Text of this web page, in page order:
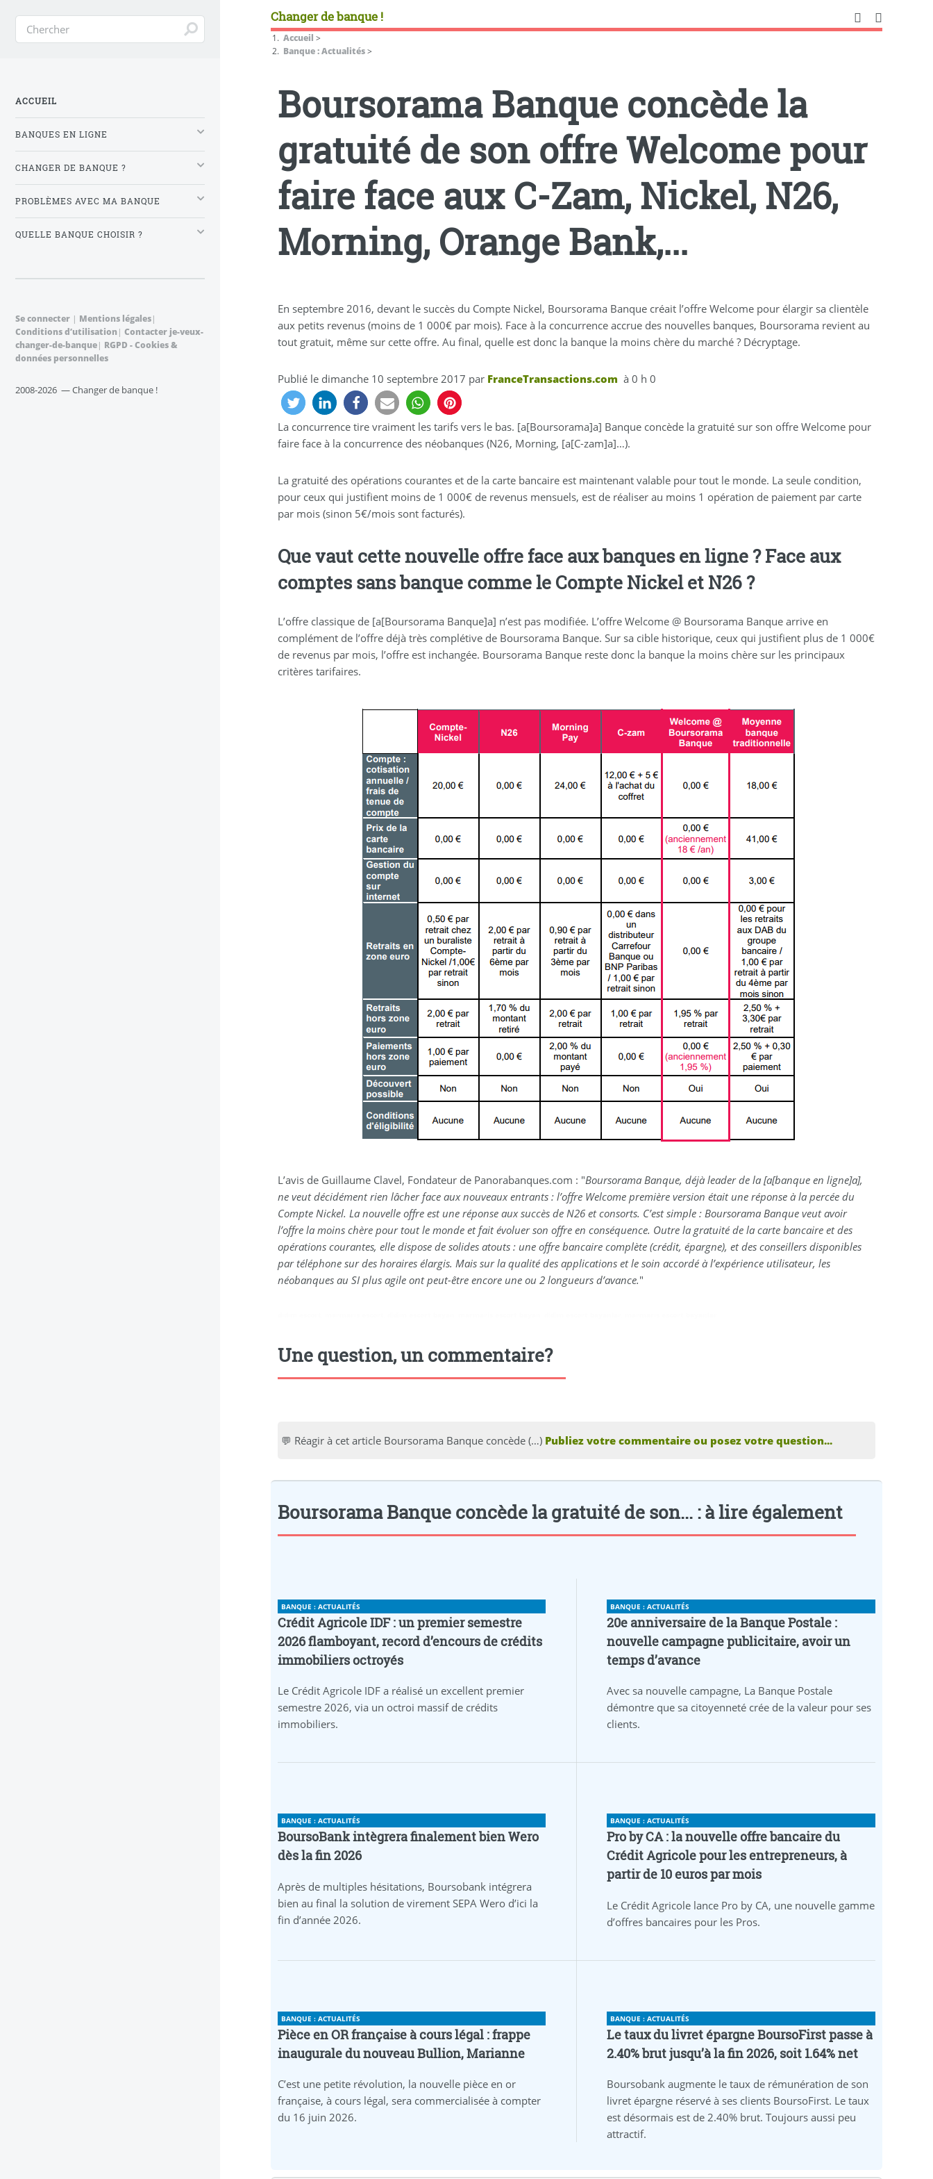
Changer de banque !
Accueil >
Banque : Actualités>
Boursorama Banque concède la
gratuité de son offre Welcome pour
faire face aux C-Zam, Nickel, N26,
Morning, Orange Bank,...
En septembre 2016, devant le succès du Compte Nickel, Boursorama Banque créait l’offre Welcome pour élargir sa clientèle
aux petits revenus (moins de 1 000€ par mois). Face à la concurrence accrue des nouvelles banques, Boursorama revient au
tout gratuit, même sur cette offre. Au final, quelle est donc la banque la moins chère du marché ? Décryptage.
Publié le dimanche 10 septembre 2017 par FranceTransactions.com à 0 h 0
La concurrence tire vraiment les tarifs vers le bas. [a[Boursorama]a] Banque concède la gratuité sur son offre Welcome pour
faire face à la concurrence des néobanques (N26, Morning, [a[C-zam]a]…).
La gratuité des opérations courantes et de la carte bancaire est maintenant valable pour tout le monde. La seule condition,
pour ceux qui justifient moins de 1 000€ de revenus mensuels, est de réaliser au moins 1 opération de paiement par carte
par mois (sinon 5€/mois sont facturés).
Que vaut cette nouvelle offre face aux banques en ligne ? Face aux
comptes sans banque comme le Compte Nickel et N26 ?
L’offre classique de [a[Boursorama Banque]a] n’est pas modifiée. L’offre Welcome @ Boursorama Banque arrive en
complément de l’offre déjà très complétive de Boursorama Banque. Sur sa cible historique, ceux qui justifient plus de 1 000€
de revenus par mois, l’offre est inchangée. Boursorama Banque reste donc la banque la moins chère sur les principaux
critères tarifaires.
L’avis de Guillaume Clavel, Fondateur de Panorabanques.com : "Boursorama Banque, déjà leader de la [a[banque en ligne]a],
ne veut décidément rien lâcher face aux nouveaux entrants : l’offre Welcome première version était une réponse à la percée du
Compte Nickel. La nouvelle offre est une réponse aux succès de N26 et consorts. C’est simple : Boursorama Banque veut avoir
l’offre la moins chère pour tout le monde et fait évoluer son offre en conséquence. Outre la gratuité de la carte bancaire et des
opérations courantes, elle dispose de solides atouts : une offre bancaire complète (crédit, épargne), et des conseillers disponibles
par téléphone sur des horaires élargis. Mais sur la qualité des applications et le soin accordé à l’expérience utilisateur, les
néobanques au SI plus agile ont peut-être encore une ou 2 longueurs d’avance."
Une question, un commentaire?
💬 Réagir à cet article Boursorama Banque concède (…) Publiez votre commentaire ou posez votre question...
Boursorama Banque concède la gratuité de son... : à lire également
BANQUE : ACTUALITÉS
Crédit Agricole IDF : un premier semestre
2026 flamboyant, record d’encours de crédits
immobiliers octroyés
Le Crédit Agricole IDF a réalisé un excellent premier
semestre 2026, via un octroi massif de crédits
immobiliers.
BANQUE : ACTUALITÉS
20e anniversaire de la Banque Postale :
nouvelle campagne publicitaire, avoir un
temps d’avance
Avec sa nouvelle campagne, La Banque Postale
démontre que sa citoyenneté crée de la valeur pour ses
clients.
BANQUE : ACTUALITÉS
BoursoBank intègrera finalement bien Wero
dès la fin 2026
Après de multiples hésitations, Boursobank intégrera
bien au final la solution de virement SEPA Wero d’ici la
fin d’année 2026.
BANQUE : ACTUALITÉS
Pro by CA : la nouvelle offre bancaire du
Crédit Agricole pour les entrepreneurs, à
partir de 10 euros par mois
Le Crédit Agricole lance Pro by CA, une nouvelle gamme
d’offres bancaires pour les Pros.
BANQUE : ACTUALITÉS
Pièce en OR française à cours légal : frappe
inaugurale du nouveau Bullion, Marianne
C’est une petite révolution, la nouvelle pièce en or
française, à cours légal, sera commercialisée à compter
du 16 juin 2026.
BANQUE : ACTUALITÉS
Le taux du livret épargne BoursoFirst passe à
2.40% brut jusqu’à la fin 2026, soit 1.64% net
Boursobank augmente le taux de rémunération de son
livret épargne réservé à ses clients BoursoFirst. Le taux
est désormais est de 2.40% brut. Toujours aussi peu
attractif.
ACCUEIL
BANQUES EN LIGNE
CHANGER DE BANQUE ?
PROBLÈMES AVEC MA BANQUE
QUELLE BANQUE CHOISIR ?
Se connecter | Mentions légales|
Conditions d’utilisation| Contacter je-veux-
changer-de-banque| RGPD - Cookies &
données personnelles
2008-2026 — Changer de banque !